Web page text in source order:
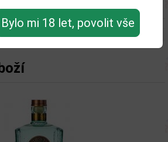
Bylo mi 18 let, povolit vše
1